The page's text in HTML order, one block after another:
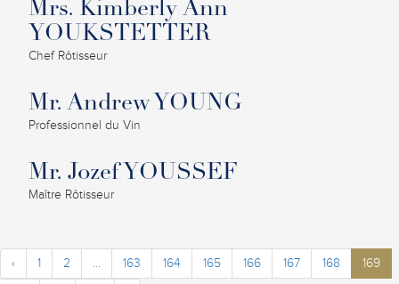
Mrs. Kimberly Ann
YOUKSTETTER
Chef Rôtisseur
Mr. Andrew YOUNG
Professionnel du Vin
Mr. Jozef YOUSSEF
Maître Rôtisseur
‹ 1 2 ... 163 164 165 166 167 168
169